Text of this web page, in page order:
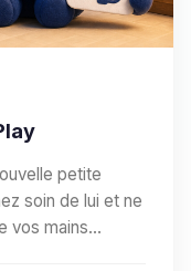
petite
soin de lui et ne
vos mains…